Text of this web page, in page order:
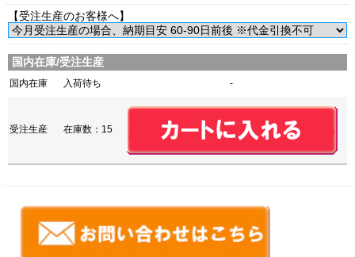
【受注生産のお客様へ】
国内在庫/受注生産
国内在庫 入荷待ち -
受注生産 在庫数：15